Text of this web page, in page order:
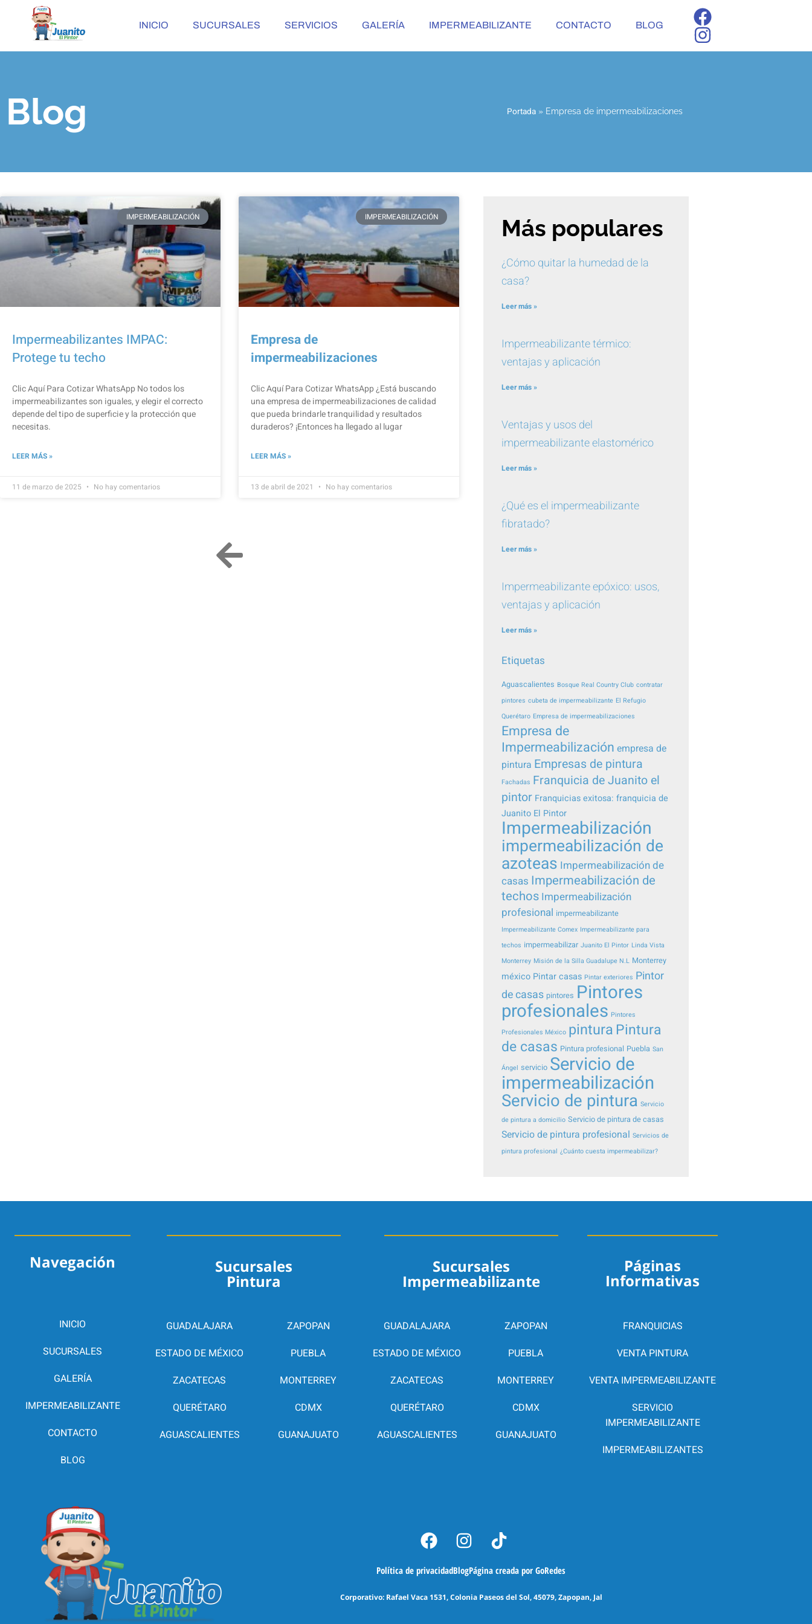
INICIO SUCURSALES SERVICIOS GALERÍA IMPERMEABILIZANTE CONTACTO BLOG
Blog Portada » Empresa de impermeabilizaciones
IMPERMEABILIZACIÓN
Impermeabilizantes IMPAC:
Protege tu techo
Clic Aquí Para Cotizar​ WhatsApp No todos los
impermeabilizantes son iguales, y elegir el correcto
depende del tipo de superficie y la protección que
necesitas.
LEER MÁS »
11 de marzo de 2025 No hay comentarios
IMPERMEABILIZACIÓN
Empresa de
impermeabilizaciones
Clic Aquí Para Cotizar​ WhatsApp ¿Está buscando
una empresa de impermeabilizaciones de calidad
que pueda brindarle tranquilidad y resultados
duraderos? ¡Entonces ha llegado al lugar
LEER MÁS »
13 de abril de 2021 No hay comentarios
Más populares
¿Cómo quitar la humedad de la
casa?
Leer más »
Impermeabilizante térmico:
ventajas y aplicación
Leer más »
Ventajas y usos del
impermeabilizante elastomérico
Leer más »
¿Qué es el impermeabilizante
fibratado?
Leer más »
Impermeabilizante epóxico: usos,
ventajas y aplicación
Leer más »
Etiquetas
Aguascalientes Bosque Real Country Club contratar
pintores cubeta de impermeabilizante El Refugio
Querétaro Empresa de impermeabilizaciones
Empresa de
Impermeabilización empresa de
pintura Empresas de pintura
Fachadas Franquicia de Juanito el
pintor Franquicias exitosa: franquicia de
Juanito El Pintor
Impermeabilización
impermeabilización de
azoteas Impermeabilización de
casas Impermeabilización de
techos Impermeabilización
profesional impermeabilizante
Impermeabilizante Comex Impermeabilizante para
techos impermeabilizar Juanito El Pintor Linda Vista
Monterrey Misión de la Silla Guadalupe N.L Monterrey
méxico Pintar casas Pintar exteriores Pintor
de casas pintores Pintores
profesionales Pintores
Profesionales México pintura Pintura
de casas Pintura profesional Puebla San
Ángel servicio Servicio de
impermeabilización
Servicio de pintura Servicio
de pintura a domicilio Servicio de pintura de casas
Servicio de pintura profesional Servicios de
pintura profesional ¿Cuánto cuesta impermeabilizar?
Navegación
INICIO
SUCURSALES
GALERÍA
IMPERMEABILIZANTE
CONTACTO
BLOG
Sucursales
Pintura
GUADALAJARA
ZAPOPAN
ESTADO DE MÉXICO
PUEBLA
ZACATECAS
MONTERREY
QUERÉTARO
CDMX
AGUASCALIENTES
GUANAJUATO
Sucursales
Impermeabilizante
GUADALAJARA
ZAPOPAN
ESTADO DE MÉXICO
PUEBLA
ZACATECAS
MONTERREY
QUERÉTARO
CDMX
AGUASCALIENTES
GUANAJUATO
Páginas
Informativas
FRANQUICIAS
VENTA PINTURA
VENTA IMPERMEABILIZANTE
SERVICIO
IMPERMEABILIZANTE
IMPERMEABILIZANTES
Política de privacidadBlogPágina creada por GoRedes
Corporativo: Rafael Vaca 1531, Colonia Paseos del Sol, 45079, Zapopan, Jal